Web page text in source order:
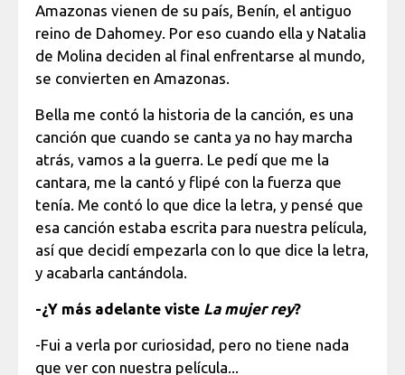
Amazonas vienen de su país, Benín, el antiguo
reino de Dahomey. Por eso cuando ella y Natalia
de Molina deciden al final enfrentarse al mundo,
se convierten en Amazonas.
Bella me contó la historia de la canción, es una
canción que cuando se canta ya no hay marcha
atrás, vamos a la guerra. Le pedí que me la
cantara, me la cantó y flipé con la fuerza que
tenía. Me contó lo que dice la letra, y pensé que
esa canción estaba escrita para nuestra película,
así que decidí empezarla con lo que dice la letra,
y acabarla cantándola.
-¿Y más adelante viste La mujer rey?
-Fui a verla por curiosidad, pero no tiene nada
que ver con nuestra película...